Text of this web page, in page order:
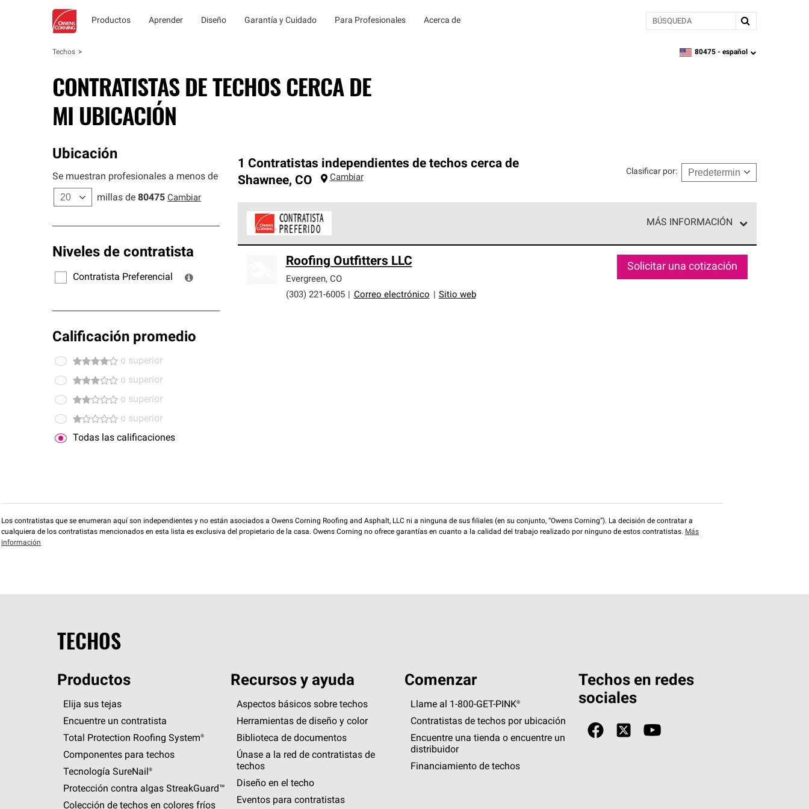
Productos Aprender Diseño Garantía y Cuidado Para Profesionales Acerca de BÚSQUEDA
Techos zipcode, language
80475 - español
CONTRATISTAS DE TECHOS CERCA DE
MI UBICACIÓN
Ubicación
Se muestran profesionales a menos de
millas de 80475 Cambiar
Niveles de contratista
Contratista Preferencial
Calificación promedio
o superior
o superior
o superior
o superior
Todas las calificaciones
1 Contratistas independientes de techos cerca de
Shawnee, CO Cambiar
Clasificar por:
MÁS INFORMACIÓN
cumplen con altos estándares y requisitos estrictos de profesionalismo y confiabilidad.
Roofing Outfitters LLC
Evergreen, CO
(303) 221-6005
Correo electrónico Sitio web
Solicitar una cotización
Los contratistas que se enumeran aquí son independientes y no están asociados a Owens Corning Roofing and Asphalt, LLC ni a ninguna de sus filiales (en su conjunto, “Owens Corning”). La decisión de contratar a
cualquiera de los contratistas mencionados en esta lista es exclusiva del propietario de la casa. Owens Corning no ofrece garantías en cuanto a la calidad del trabajo realizado por ninguno de estos contratistas. Más
información
TECHOS
Productos
Elija sus tejas
Encuentre un contratista
Total Protection Roofing System®
Componentes para techos
Tecnología SureNail®
Protección contra algas StreakGuard™
Colección de techos en colores fríos
Recursos y ayuda
Aspectos básicos sobre techos
Herramientas de diseño y color
Biblioteca de documentos
Únase a la red de contratistas de
techos
Diseño en el techo
Eventos para contratistas
Comenzar
Llame al 1-800-GET -PINK®
Contratistas de techos por ubicación
Encuentre una tienda o encuentre un
distribuidor
Financiamiento de techos
Techos en redes
sociales